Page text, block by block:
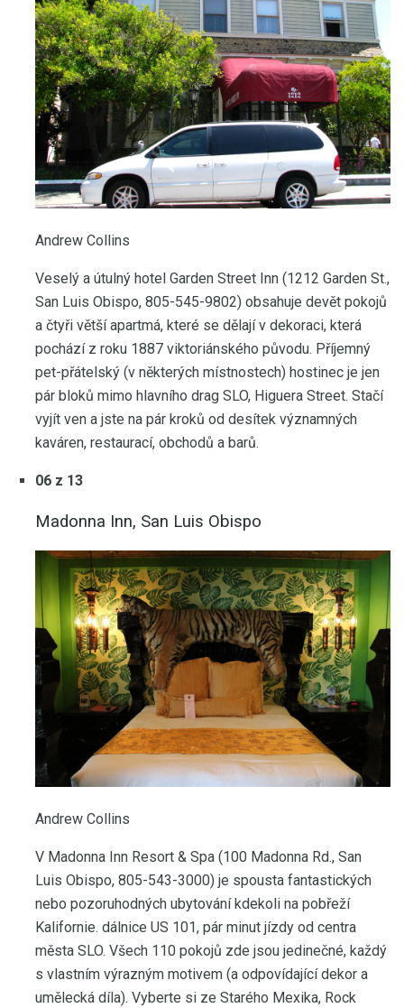
Andrew Collins
Veselý a útulný hotel Garden Street Inn (1212 Garden St.,
San Luis Obispo, 805-545-9802) obsahuje devět pokojů
a čtyři větší apartmá, které se dělají v dekoraci, která
pochází z roku 1887 viktoriánského původu. Příjemný
pet-přátelský (v některých místnostech) hostinec je jen
pár bloků mimo hlavního drag SLO, Higuera Street. Stačí
vyjít ven a jste na pár kroků od desítek významných
kaváren, restaurací, obchodů a barů.
06 z 13
Madonna Inn, San Luis Obispo
Andrew Collins
V Madonna Inn Resort & Spa (100 Madonna Rd., San
Luis Obispo, 805-543-3000) je spousta fantastických
nebo pozoruhodných ubytování kdekoli na pobřeží
Kalifornie. dálnice US 101, pár minut jízdy od centra
města SLO. Všech 110 pokojů zde jsou jedinečné, každý
s vlastním výrazným motivem (a odpovídající dekor a
umělecká díla). Vyberte si ze Starého Mexika, Rock